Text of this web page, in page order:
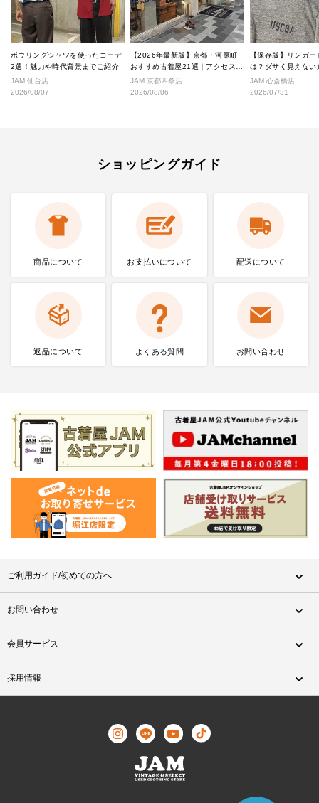
ボウリングシャツを使ったコーデ
2選！魅力や時代背景までご紹介
JAM 仙台店
2026/08/07
【2026年最新版】京都・河原町
おすすめ古着屋21選｜アクセス良
好な絶対行くべきショップ厳選！
JAM 京都四条店
2026/08/06
【保存版】リンガ
は？ダサく見えない
なし完全ガイド
JAM 心斎橋店
2026/07/31
ショッピングガイド
商品について お支払いについて 配送について
返品について よくある質問 お問い合わせ
ご利用ガイド/初めての方へ
お問い合わせ
会員サービス
採用情報